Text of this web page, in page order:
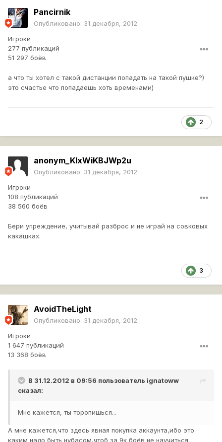
Pancirnik
Опубликовано: 31 декабря, 2012
Игроки
277 публикаций
51 297 боёв
а что ты хотел с такой дистанции попадать на такой пушке?)
это счастье что попадаешь хоть временами)
2
anonym_KIxWiKBJWp2u
Опубликовано: 31 декабря, 2012
Игроки
108 публикаций
38 560 боёв
Бери упреждение, учитывай разброс и не играй на совковых
какашках.
3
AvoidTheLight
Опубликовано: 31 декабря, 2012
Игроки
1 647 публикаций
13 368 боёв
В 31.12.2012 в 09:56 пользователь ignatoww
сказал:
Мне кажется, ты торопишься...
А мне кажется,что здесь явная покупка аккаунта,ибо это
каким надо быть нубасом,чтоб за 9к боёв не научиться